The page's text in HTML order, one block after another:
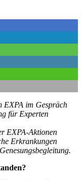
EXPA im Gespräch
für Experten
EXPA-Aktionen
Erkrankungen